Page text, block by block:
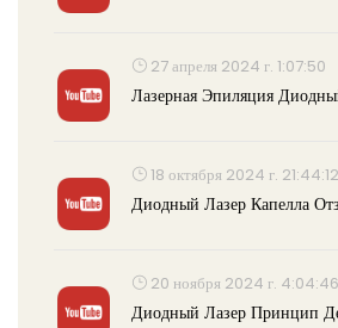
27 апреля 2024 г. 1:07:50
Лазерная Эпиляция
18 октября 2024 г. 21:44:12
Диодный Лазер Капелла
20 ноября 2024 г. 4:04:46
Диодный Лазер Принцип